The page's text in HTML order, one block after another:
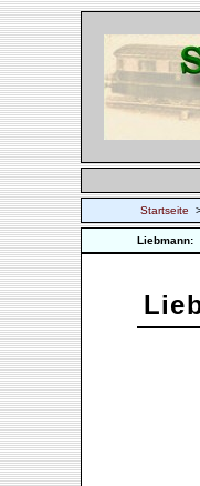
Startseite
Liebmann: